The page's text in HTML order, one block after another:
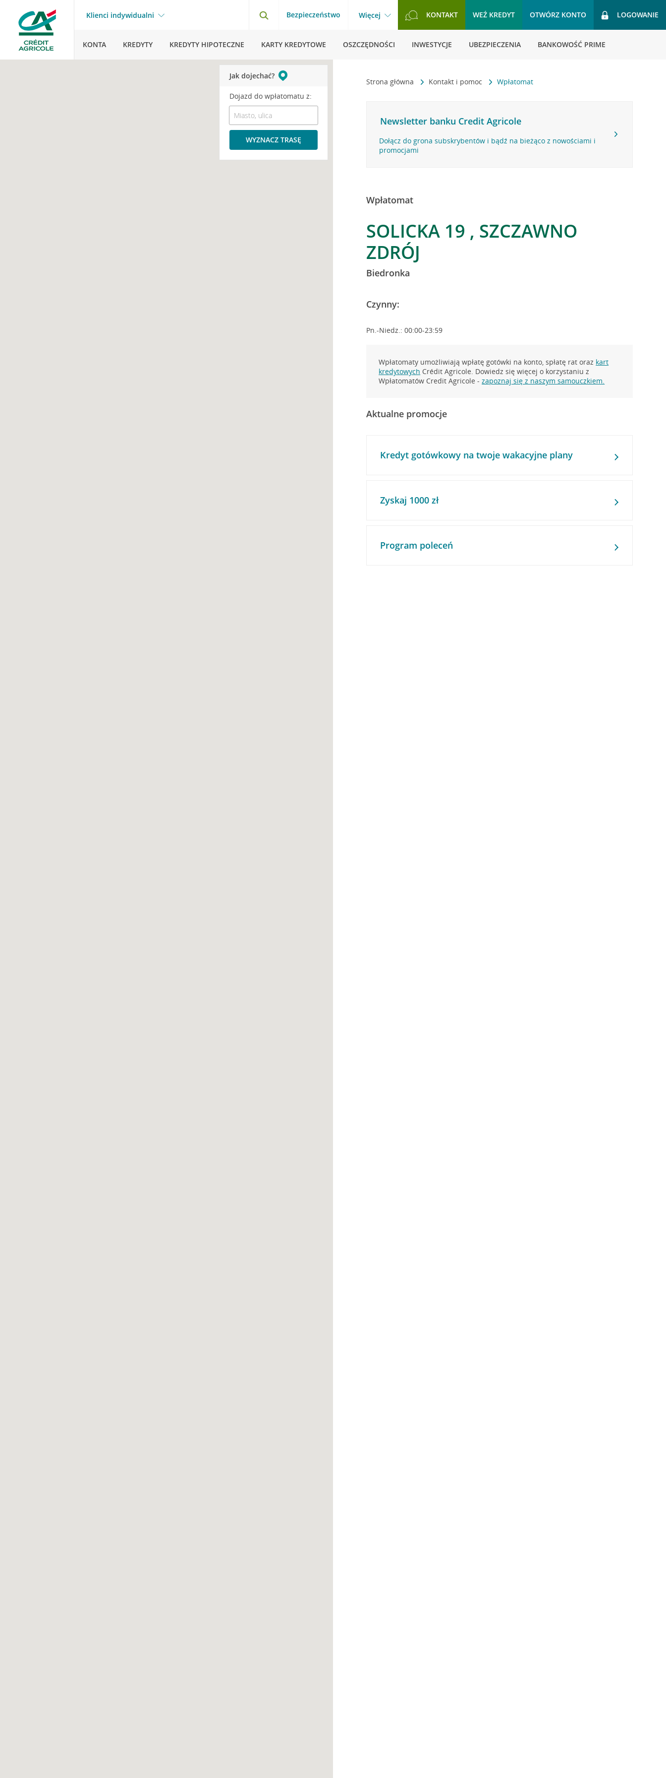
Klienci indywidualni Bezpieczeństwo Więcej KONTAKT WEŹ KREDYT OTWÓRZ KONTO LOGOWANIE
KONTA KREDYTY KREDYTY HIPOTECZNE KARTY KREDYTOWE OSZCZĘDNOŚCI INWESTYCJE UBEZPIECZENIA BANKOWOŚĆ PRIME
Strona główna Kontakt i pomoc Wpłatomat
Newsletter banku Credit Agricole
Dołącz do grona subskrybentów i bądź na bieżąco z nowościami i
promocjami
Wpłatomat
SOLICKA 19 , SZCZAWNO
ZDRÓJ
Biedronka
Czynny:
Pn.-Niedz.: 00:00-23:59
Wpłatomaty umożliwiają wpłatę gotówki na konto, spłatę rat oraz kart
kredytowych Crédit Agricole. Dowiedz się więcej o korzystaniu z
Wpłatomatów Credit Agricole -zapoznaj się z naszym samouczkiem.
Aktualne promocje
Kredyt gotówkowy na twoje wakacyjne plany
Zyskaj 1000 zł
Program poleceń
Jak dojechać?
Dojazd do wpłatomatu z:
WYZNACZ TRASĘ